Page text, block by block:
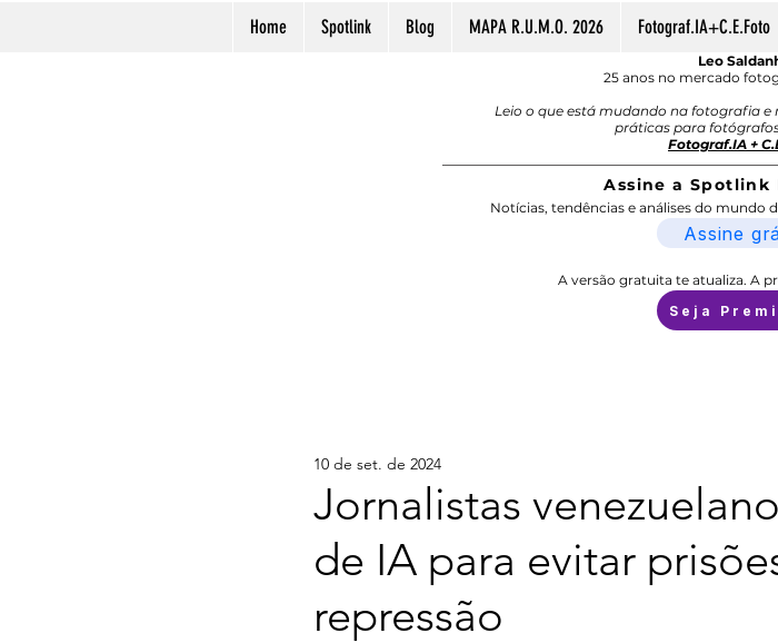
Home Spotlink Blog MAPA R.U.M.O. 2026 Fotograf.IA+C.E.Foto
Leo
25 anos no mercado
Leio o que está mudando na fotografia e
práticas para
Fotograf.IA +
Assine a Spotlink
Notícias, tendências e análises do mundo
Assine
A versão gratuita te atualiza. A
Seja
Jornalistas
de IA para evitar
repressão
10 de set. de 2024